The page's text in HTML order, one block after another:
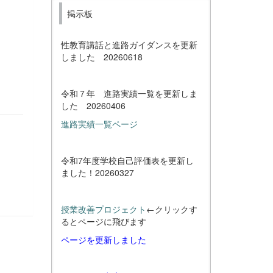
掲示板
性教育講話と進路ガイダンスを更新
しました 20260618
令和７年 進路実績一覧を更新しま
した 20260406
進路実績一覧ページ
令和7年度学校自己評価表を更新し
ました！20260327
授業改善プロジェクト ←クリックす
るとページに飛びます
ページを更新しました